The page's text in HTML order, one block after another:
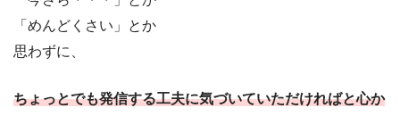
「めんどくさい」とか
思わずに、
ちょっとでも発信する工夫に気づいていただければと心か